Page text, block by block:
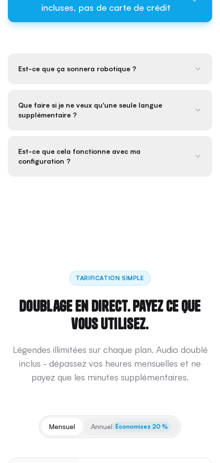
incluses, pas de carte de crédit
Est-ce que ça sonnera robotique ?
Que faire si je ne veux qu'une seule langue
supplémentaire ?
Est-ce que cela fonctionne avec ma
configuration ?
TARIFICATION SIMPLE
Doublage en direct. Payez ce que
vous utilisez.
Légendes illimitées sur chaque plan. Audio doublé
inclus - dépassez vos heures mensuelles et ne
payez que les minutes supplémentaires.
Mensuel Annuel Économisez 20 %